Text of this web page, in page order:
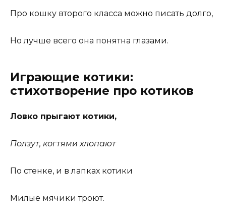
Про кошку второго класса можно писать долго,
Но лучше всего она понятна глазами.
Играющие котики:
стихотворение про котиков
Ловко прыгают котики,
Ползут, когтями хлопают
По стенке, и в лапках котики
Милые мячики троют.